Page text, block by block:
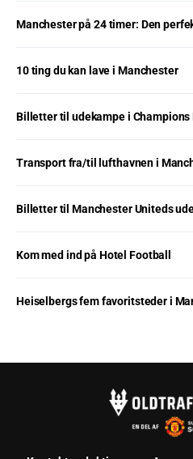
Manchester på 24 timer: Den
10 ting du kan lave i Manchester
Billetter til udekampe i Champions
Transport fra/til lufthavnen i
Billetter til Manchester Uniteds
Kom med ind på Hotel Football
Heiselbergs fem favoritsteder i